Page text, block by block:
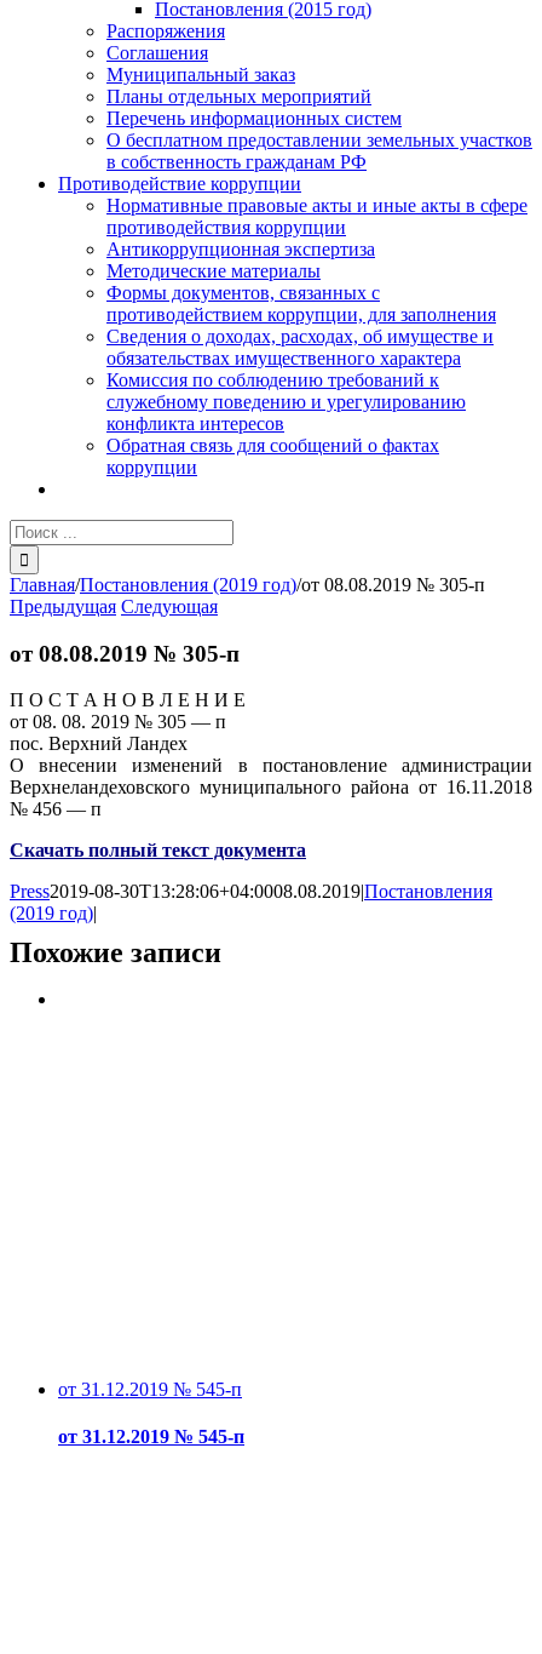
Постановления (2015 год)
Распоряжения
Соглашения
Муниципальный заказ
Планы отдельных мероприятий
Перечень информационных систем
О бесплатном предоставлении земельных участков
в собственность гражданам РФ
Противодействие коррупции
Нормативные правовые акты и иные акты в сфере
противодействия коррупции
Антикоррупционная экспертиза
Методические материалы
Формы документов, связанных с
противодействием коррупции, для заполнения
Сведения о доходах, расходах, об имуществе и
обязательствах имущественного характера
Комиссия по соблюдению требований к
служебному поведению и урегулированию
конфликта интересов
Обратная связь для сообщений о фактах
коррупции
Результат
поиска:
Главная/Постановления (2019 год)/от 08.08.2019 № 305-п
Предыдущая Следующая
от 08.08.2019 № 305-п
П О С Т А Н О В Л Е Н И Е
от 08. 08. 2019 № 305 — п
пос. Верхний Ландех
О внесении изменений в постановление администрации
Верхнеландеховского муниципального района от 16.11.2018
№ 456 — п
Скачать полный текст документа
Press2019-08-30T13:28:06+04:0008.08.2019|Постановления
(2019 год)|
Похожие записи
от 31.12.2019 № 545-п
от 31.12.2019 № 545-п